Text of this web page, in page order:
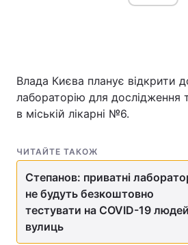
Влада Києва планує відкрити
лабораторію для дослідження
в міській лікарні №6.
ЧИТАЙТЕ ТАКОЖ
Степанов: приватні
не будуть безкоштовно
тестувати на COVID-19
вулиць